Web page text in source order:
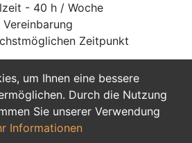
um Ihnen eine bessere
Durch die Nutzung
Sie unserer Verwendung
Informationen
- 40 h / Woche
Zeitpunkt
Bewerben